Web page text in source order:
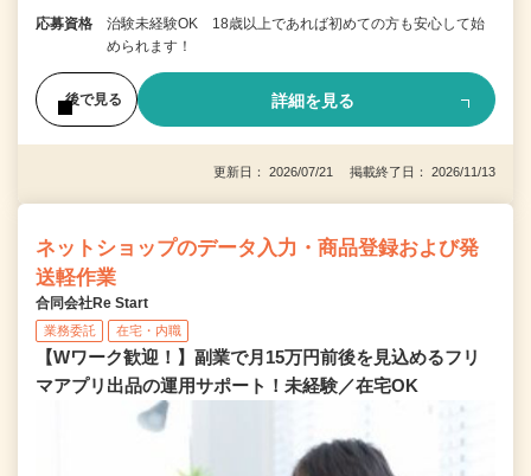
応募資格
治験未経験OK 18歳以上であれば初めての方も安心して始
められます！
後で見る 詳細を見る
更新日： 2026/07/21 掲載終了日： 2026/11/13
ネットショップのデータ入力・商品登録および発
送軽作業
合同会社Re Start
業務委託 在宅・内職
【Wワーク歓迎！】副業で月15万円前後を見込めるフリ
マアプリ出品の運用サポート！未経験／在宅OK